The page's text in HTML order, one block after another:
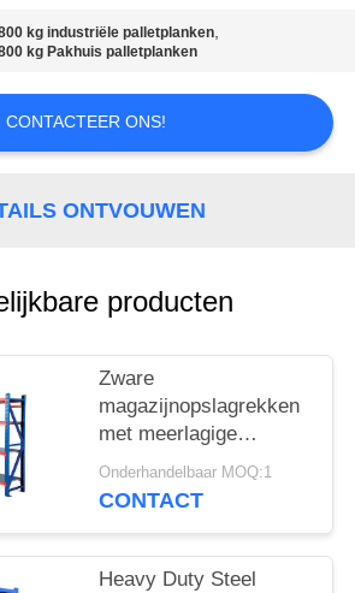
kg industriële palletplanken,
kg Pakhuis palletplanken
CONTACTEER ONS!
ONTVOUWEN
producten
Zware
magazijnopslagrekken
met meerlagige
planken en duurzame
staalconstructie voor
Onderhandelbaar MOQ:1
CONTACT
Heavy Duty Steel